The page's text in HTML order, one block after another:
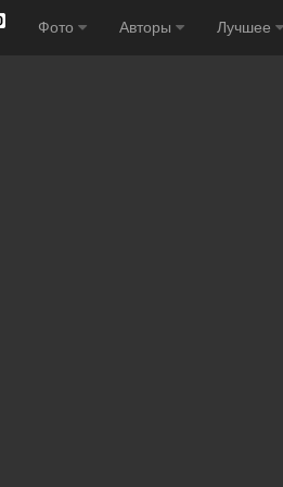
Фото Авторы Лучшее